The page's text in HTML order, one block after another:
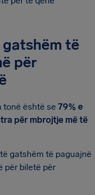
të
për
tonë është se 79% e
për mbrojtje më të
gatshëm të paguajnë
për biletë për